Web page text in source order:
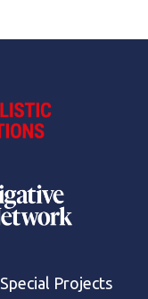
Special Projects